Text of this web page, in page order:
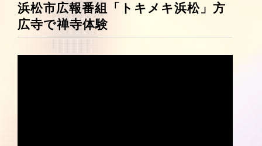
浜松市広報番組「トキメキ浜松」方
広寺で禅寺体験